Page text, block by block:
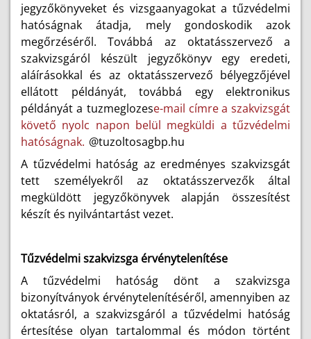
jegyzőkönyveket és vizsgaanyagokat a tűzvédelmi
hatóságnak átadja, mely gondoskodik azok
megőrzéséről. Továbbá az oktatásszervező a
szakvizsgáról készült jegyzőkönyv egy eredeti,
aláírásokkal és az oktatásszervező bélyegzőjével
ellátott példányát, továbbá egy elektronikus
példányát a tuzmeglozese-mail címre a szakvizsgát
követő nyolc napon belül megküldi a tűzvédelmi
hatóságnak. @tuzoltosagbp.hu
A tűzvédelmi hatóság az eredményes szakvizsgát
tett személyekről az oktatásszervezők által
megküldött jegyzőkönyvek alapján összesítést
készít és nyilvántartást vezet.
Tűzvédelmi szakvizsga érvénytelenítése
A tűzvédelmi hatóság dönt a szakvizsga
bizonyítványok érvénytelenítéséről, amennyiben az
oktatásról, a szakvizsgáról a tűzvédelmi hatóság
értesítése olyan tartalommal és módon történt